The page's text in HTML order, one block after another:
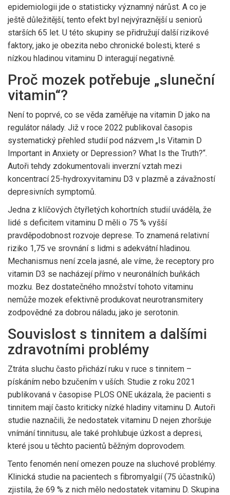
epidemiologii jde o statisticky významný nárůst. A co je
ještě důležitější, tento efekt byl nejvýraznější u seniorů
starších 65 let. U této skupiny se přidružují další rizikové
faktory, jako je obezita nebo chronické bolesti, které s
nízkou hladinou vitaminu D interagují negativně.
Proč mozek potřebuje „sluneční
vitamin“?
Není to poprvé, co se věda zaměřuje na vitamin D jako na
regulátor nálady. Již v roce 2022 publikoval časopis
systematický přehled studií pod názvem „Is Vitamin D
Important in Anxiety or Depression? What Is the Truth?“.
Autoři tehdy zdokumentovali inverzní vztah mezi
koncentrací 25-hydroxyvitaminu D3 v plazmě a závažností
depresivních symptomů.
Jedna z klíčových čtyřletých kohortních studií uváděla, že
lidé s deficitem vitaminu D měli o 75 % vyšší
pravděpodobnost rozvoje deprese. To znamená relativní
riziko 1,75 ve srovnání s lidmi s adekvátní hladinou.
Mechanismus není zcela jasné, ale víme, že receptory pro
vitamin D3 se nacházejí přímo v neuronálních buňkách
mozku. Bez dostatečného množství tohoto vitaminu
nemůže mozek efektivně produkovat neurotransmitery
zodpovědné za dobrou náladu, jako je serotonin.
Souvislost s tinnitem a dalšími
zdravotními problémy
Ztráta sluchu často přichází ruku v ruce s tinnitem –
pískáním nebo bzučením v uších. Studie z roku 2021
publikovaná v časopise PLOS ONE ukázala, že pacienti s
tinnitem mají často kriticky nízké hladiny vitaminu D. Autoři
studie naznačili, že nedostatek vitaminu D nejen zhoršuje
vnímání tinnitusu, ale také prohlubuje úzkost a depresi,
které jsou u těchto pacientů běžným doprovodem.
Tento fenomén není omezen pouze na sluchové problémy.
Klinická studie na pacientech s fibromyalgií (75 účastníků)
zjistila, že 69 % z nich mělo nedostatek vitaminu D. Skupina